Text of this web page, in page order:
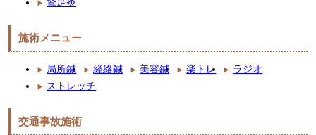
鵞足炎
施術メニュー
局所鍼 経絡鍼 美容鍼 楽トレ
ラジオ
ストレッチ
交通事故施術